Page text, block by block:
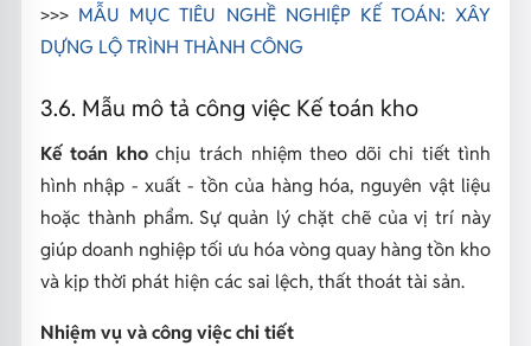
>>> MẪU MỤC TIÊU NGHỀ NGHIỆP KẾ TOÁN: XÂY
DỰNG LỘ TRÌNH THÀNH CÔNG
3.6. Mẫu mô tả công việc Kế toán kho
Kế toán khochịu trách nhiệm theo dõi chi tiết tình
hình nhập - xuất - tồn của hàng hóa, nguyên vật liệu
hoặc thành phẩm. Sự quản lý chặt chẽ của vị trí này
giúp doanh nghiệp tối ưu hóa vòng quay hàng tồn kho
và kịp thời phát hiện các sai lệch, thất thoát tài sản.
Nhiệm vụ và công việc chi tiết